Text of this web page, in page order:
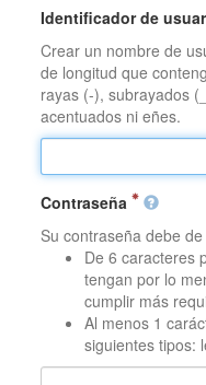
Identificador de
Crear un nombre de
de longitud que
rayas (-), subrayados
acentuados ni eñes.
Contraseña
Su contraseña debe
De 6 caracteres
tengan por lo
cumplir más
Al menos 1
siguientes tipos: